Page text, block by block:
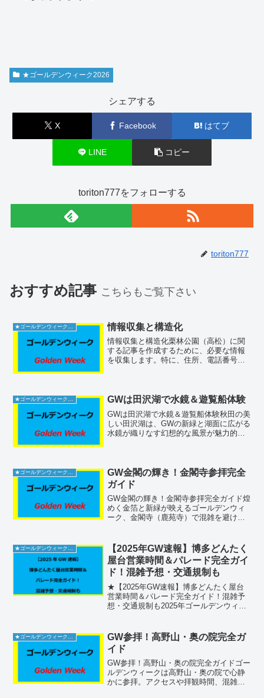
★ゴールデンウィーク2026
シェアする
X Facebook はてブ
LINE コピー
toriton777をフォローする
toriton777
おすすめ記事 こちらもご覧下さい
情報収集と構造化
情報収集と構造化栗林公園（高松）に関
する記事を作成するために、必要な情報
を収集します。特に、住所、電話番号、
す。「栗林公園 高松」や「...
★ゴールデンウィーク2026 GWは田沢湖で水鏡＆遊覧船体験
GWは田沢湖で水鏡＆遊覧船体験秋田の美
しい田沢湖は、GWの新緑と湖面に広がる
水鏡が織りなす幻想的な風景が魅力的で
（施設名称・住所・電話...
GW金閣の輝き！金閣寺参拝完全
ガイド
GW金閣の輝き！金閣寺参拝完全ガイド煌
めく金箔と新緑が映えるゴールデンウィ
ーク、金閣寺（鹿苑寺）で混雑を避けな
（鹿苑寺）は、京都府京都市北区金閣寺
町に位置する美しい寺院...
★ゴールデンウィーク2026
【2025年GW速報】博多どんたく
屋台営業時間＆パレード完全ガイ
ド！混雑予想・交通規制も
★【2025年GW速報】博多どんたく屋台
営業時間＆パレード完全ガイド！混雑予
想・交通規制も2025年ゴールデンウィー
間や設置場所、パレード日程・ルート、
交通規制マッ...
GW参拝！高野山・奥の院完全ガ
イド
GW参拝！高野山・奥の院完全ガイドゴー
ルデンウィークは高野山・奥の院で心静
かに参拝。アクセスや拝観時間、混雑回